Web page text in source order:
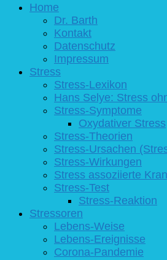
Home
Dr. Barth
Kontakt
Datenschutz
Impressum
Stress
Stress-Lexikon
Hans Selye: Stress
Stress-Symptome
Oxydativer Stress
Stress-Theorien
Stress-Ursachen
Stress-Wirkungen
Stress assoziierte
Stress-Test
Stress-Reaktion
Stressoren
Lebens-Weise
Lebens-Ereignisse
Corona-Pandemie